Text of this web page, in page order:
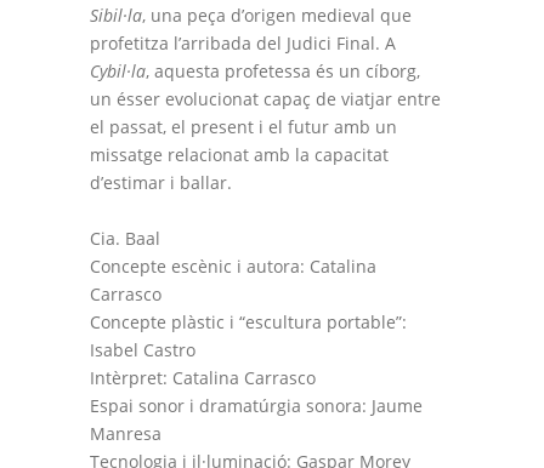
Sibil·la, una peça d’origen medieval que
profetitza l’arribada del Judici Final. A
Cybil·la, aquesta profetessa és un cíborg,
un ésser evolucionat capaç de viatjar entre
el passat, el present i el futur amb un
missatge relacionat amb la capacitat
d’estimar i ballar.
Cia. Baal
Concepte escènic i autora: Catalina
Carrasco
Concepte plàstic i “escultura portable”:
Isabel Castro
Intèrpret: Catalina Carrasco
Espai sonor i dramatúrgia sonora: Jaume
Manresa
Tecnologia i il·luminació: Gaspar Morey